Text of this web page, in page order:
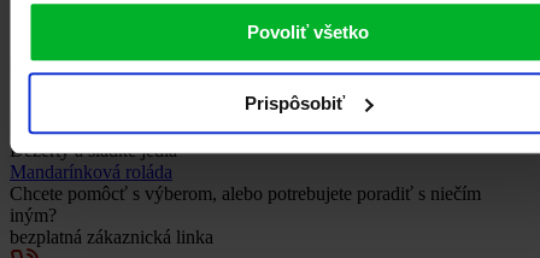
Povoliť všetko
Prispôsobiť
Dezerty a sladké jedlá
Mandarínková roláda
Chcete pomôcť s výberom, alebo potrebujete poradiť s niečím
iným?
bezplatná zákaznická linka